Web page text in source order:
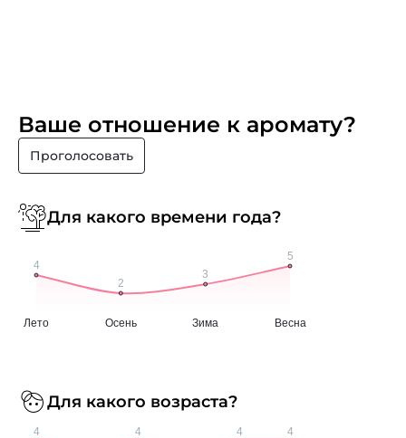
Ваше отношение к аромату?
Проголосовать
Для какого времени года?
Для какого возраста?